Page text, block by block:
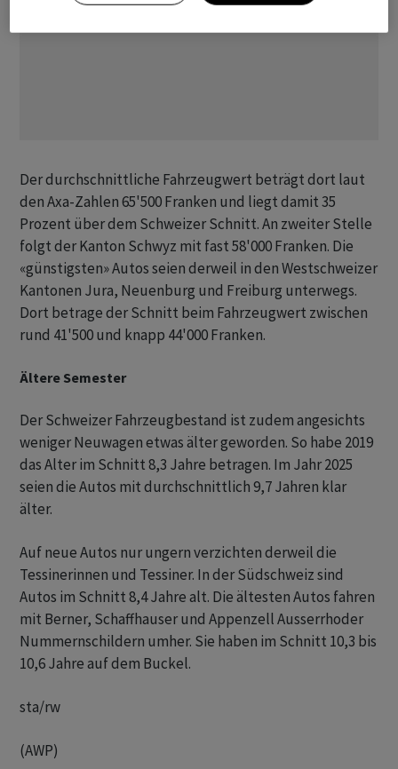
Der durchschnittliche Fahrzeugwert beträgt dort laut
den Axa-Zahlen 65'500 Franken und liegt damit 35
Prozent über dem Schweizer Schnitt. An zweiter Stelle
folgt der Kanton Schwyz mit fast 58'000 Franken. Die
«günstigsten» Autos seien derweil in den Westschweizer
Kantonen Jura, Neuenburg und Freiburg unterwegs.
Dort betrage der Schnitt beim Fahrzeugwert zwischen
rund 41'500 und knapp 44'000 Franken.
Ältere Semester
Der Schweizer Fahrzeugbestand ist zudem angesichts
weniger Neuwagen etwas älter geworden. So habe 2019
das Alter im Schnitt 8,3 Jahre betragen. Im Jahr 2025
seien die Autos mit durchschnittlich 9,7 Jahren klar
älter.
Auf neue Autos nur ungern verzichten derweil die
Tessinerinnen und Tessiner. In der Südschweiz sind
Autos im Schnitt 8,4 Jahre alt. Die ältesten Autos fahren
mit Berner, Schaffhauser und Appenzell Ausserrhoder
Nummernschildern umher. Sie haben im Schnitt 10,3 bis
10,6 Jahre auf dem Buckel.
sta/rw
(AWP)